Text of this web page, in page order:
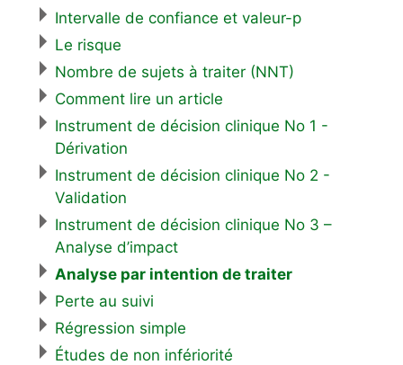
Intervalle de confiance et valeur-p
Le risque
Nombre de sujets à traiter (NNT)
Comment lire un article
Instrument de décision clinique No 1 -
Dérivation
Instrument de décision clinique No 2 -
Validation
Instrument de décision clinique No 3 –
Analyse d’impact
Analyse par intention de traiter
Perte au suivi
Régression simple
Études de non infériorité